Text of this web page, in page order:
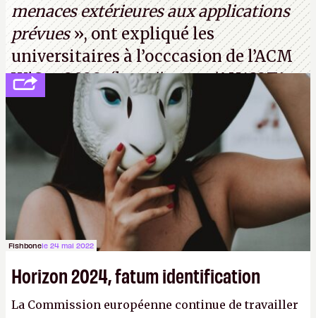
menaces extérieures aux applications
prévues», ont expliqué les
universitaires à l’occcasion de l’ACM
WiSec 2022. (http://cpc.cx/AH432T1
(PDF) - Crédit photo : Pexels - Tyler
Lastovich)
Fishbonele 24 mai 2022
Horizon 2024, fatum identification
La Commission européenne continue de travailler